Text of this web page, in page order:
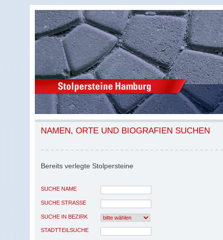
NAMEN, ORTE UND BIOGRAFIEN SUCHEN
Bereits verlegte Stolpersteine
SUCHE NAME
SUCHE STRASSE
SUCHE IN BEZIRK
STADTTEILSUCHE